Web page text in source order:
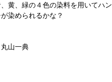
黄、緑の４色の染料を用いてハ
染められるかな？
山一典